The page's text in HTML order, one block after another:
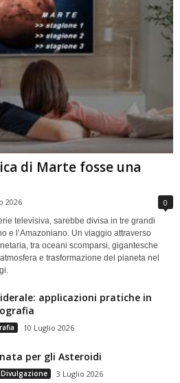
di Marte fosse una
2026 0
televisiva, sarebbe divisa in tre grandi
e l’Amazoniano. Un viaggio attraverso
tra oceani scomparsi, gigantesche
e trasformazione del pianeta nel
applicazioni pratiche in
10 Luglio 2026
per gli Asteroidi
3 Luglio 2026